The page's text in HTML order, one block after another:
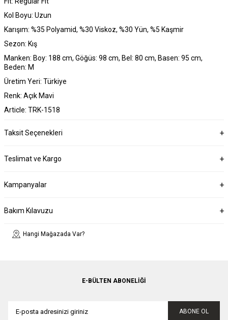
Kol Boyu: Uzun
Karışım: %35 Polyamid, %30 Viskoz, %30 Yün, %5 Kaşmir
Sezon: Kış
Manken: Boy: 188 cm, Göğüs: 98 cm, Bel: 80 cm, Basen: 95 cm,
Beden: M
Üretim Yeri: Türkiye
Renk: Açık Mavi
Article: TRK-1518
Taksit Seçenekleri
Teslimat ve Kargo
Kampanyalar
Bakım Kılavuzu
Hangi Mağazada Var?
E-BÜLTEN ABONELIĞI
ABONE OL